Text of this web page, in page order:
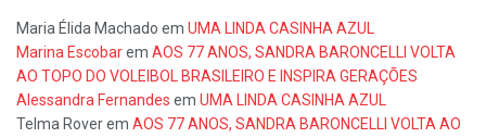
Maria Élida Machado em UMA LINDA CASINHA AZUL
Marina Escobarem AOS 77 ANOS, SANDRA BARONCELLI VOLTA
AO TOPO DO VOLEIBOL BRASILEIRO E INSPIRA GERAÇÕES
Alessandra Fernandes em UMA LINDA CASINHA AZUL
Telma Roverem AOS 77 ANOS, SANDRA BARONCELLI VOLTA AO